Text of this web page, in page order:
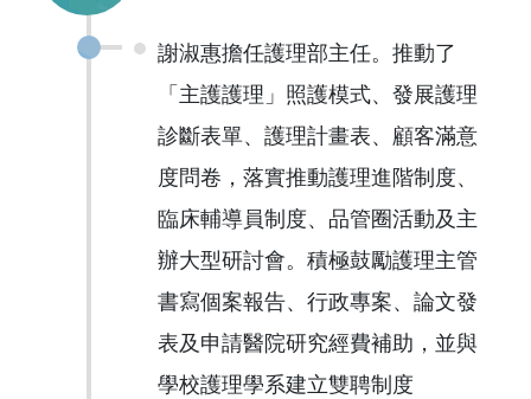
謝淑惠擔任護理部主任。推動了
「主護護理」照護模式、發展護理
診斷表單、護理計畫表、顧客滿意
度問卷，落實推動護理進階制度、
臨床輔導員制度、品管圈活動及主
辦大型研討會。積極鼓勵護理主管
書寫個案報告、行政專案、論文發
表及申請醫院研究經費補助，並與
學校護理學系建立雙聘制度